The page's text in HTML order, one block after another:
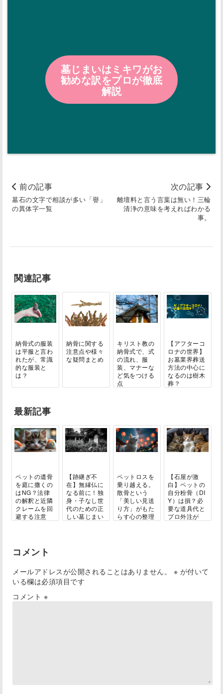
墓じまいはミキワがお
勧めな訳をプロが徹底
解説
前の記事
墓石の文字で相談が多い「譽」
の異体字一覧
次の記事
離壇料と言う言葉は無い！三輪
清浄の意味を考えればわかる
事。
関連記事
納骨式の服装
は平服と言わ
れたが、常識
的な服装と
は？
納骨に関する
注意点や様々
な疑問まとめ
キリスト教の
納骨式で、式
の流れ、服
装、マナーな
ど気をつける
点
【アフターコ
ロナの世界】
お墓業界葬送
方法の中心に
なるのは樹木
葬？
最新記事
ペットの遺骨
を庭に撒くの
はNG？法律
の解釈と近隣
クレームを回
避する注意
【跡継ぎ不
在】無縁仏に
なる前に！独
身・子なし世
代のための正
しい墓じまい
ペットロスを
乗り越える。
散骨という
「美しい見送
り方」がもた
らす心の整理
【石屋が激
白】ペットの
自分粉骨（DI
Y）は損？必
要な道具代と
プロ外注が
コメント
メールアドレスが公開されることはありません。 ※ が付いて
いる欄は必須項目です
コメント ※